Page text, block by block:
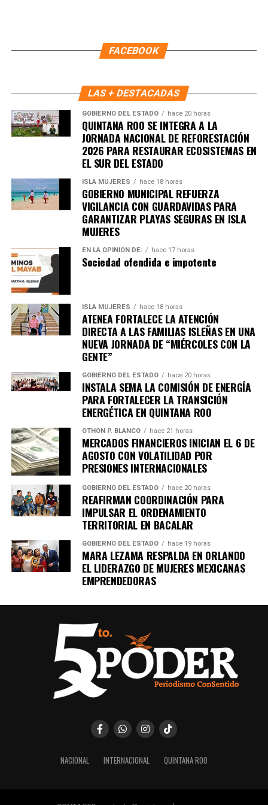
construcción de paz en cada supermanzana. Con ello,
Benito Juárez avanza hacia un modelo de convivencia
responsabilidad compartida.
Fuente: 5to Poder Agencia de Noticias
Recibe las noticias al instante
Únete al canal oficial de WhatsApp de
Quinto Podery recibe las noticias más
importantes de Quintana Roo directamente
Unirme al canal de WhatsApp
FACEBOOK
LAS + DESTACADAS
GOBIERNO DEL ESTADO hace 20 horas
QUINTANA ROO SE INTEGRA A LA
JORNADA NACIONAL DE REFORESTACIÓN
2026 PARA RESTAURAR ECOSISTEMAS EN
EL SUR DEL ESTADO
ISLA MUJERES hace 18 horas
GOBIERNO MUNICIPAL REFUERZA
VIGILANCIA CON GUARDAVIDAS PARA
GARANTIZAR PLAYAS SEGURAS EN ISLA
MUJERES
EN LA OPINIÓN DE: hace 17 horas
Sociedad ofendida e impotente
ISLA MUJERES hace 18 horas
ATENEA FORTALECE LA ATENCIÓN
DIRECTA A LAS FAMILIAS ISLEÑAS EN UNA
NUEVA JORNADA DE “MIÉRCOLES CON LA
GENTE”
GOBIERNO DEL ESTADO hace 20 horas
INSTALA SEMA LA COMISIÓN DE ENERGÍA
PARA FORTALECER LA TRANSICIÓN
ENERGÉTICA EN QUINTANA ROO
OTHON P. BLANCO hace 21 horas
MERCADOS FINANCIEROS INICIAN EL 6 DE
AGOSTO CON VOLATILIDAD POR
PRESIONES INTERNACIONALES
GOBIERNO DEL ESTADO hace 20 horas
REAFIRMAN COORDINACIÓN PARA
IMPULSAR EL ORDENAMIENTO
TERRITORIAL EN BACALAR
GOBIERNO DEL ESTADO hace 19 horas
MARA LEZAMA RESPALDA EN ORLANDO
EL LIDERAZGO DE MUJERES MEXICANAS
EMPRENDEDORAS
NACIONAL INTERNACIONAL QUINTANA ROO